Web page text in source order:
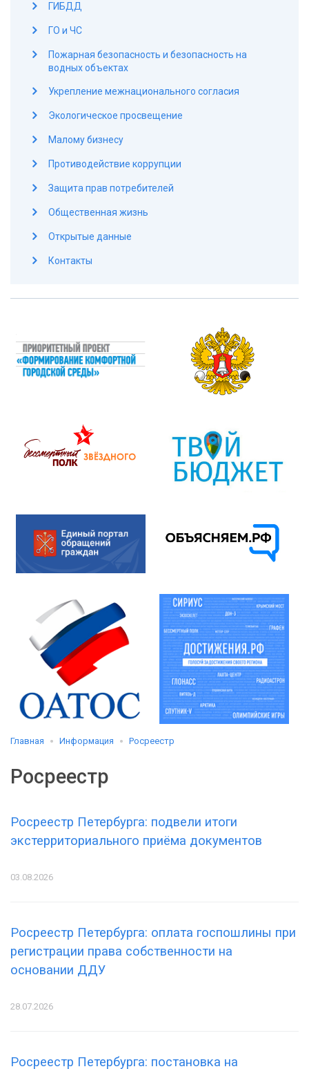
ГИБДД
ГО и ЧС
Пожарная безопасность и безопасность на
водных объектах
Укрепление межнационального согласия
Экологическое просвещение
Малому бизнесу
Противодействие коррупции
Защита прав потребителей
Общественная жизнь
Открытые данные
Контакты
Главная Информация Росреестр
Росреестр
Росреестр Петербурга: подвели итоги
экстерриториального приёма документов
03.08.2026
Росреестр Петербурга: оплата госпошлины при
регистрации права собственности на
основании ДДУ
28.07.2026
Росреестр Петербурга: постановка на